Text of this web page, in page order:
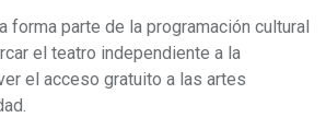
forma parte de la programación cultural
el teatro independiente a la
el acceso gratuito a las artes